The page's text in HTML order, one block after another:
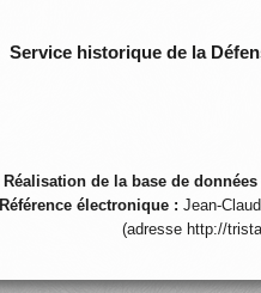
Service historique de la
Réalisation de la base de données
Référence électronique : Jean-
(adresse http://